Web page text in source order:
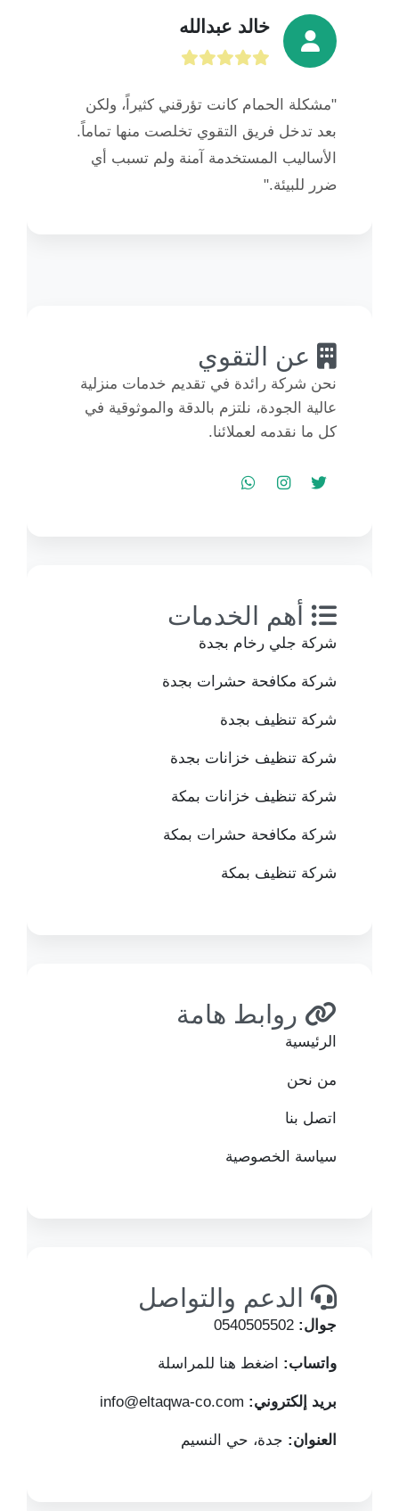
خالد عبدالله
"مشكلة الحمام كانت تؤرقني كثيراً، ولكن
بعد تدخل فريق التقوي تخلصت منها تماماً.
الأساليب المستخدمة آمنة ولم تسبب أي
ضرر للبيئة."
عن التقوي
نحن شركة رائدة في تقديم خدمات منزلية
عالية الجودة، نلتزم بالدقة والموثوقية في
كل ما نقدمه لعملائنا.
أهم الخدمات
شركة جلي رخام بجدة
شركة مكافحة حشرات بجدة
شركة تنظيف بجدة
شركة تنظيف خزانات بجدة
شركة تنظيف خزانات بمكة
شركة مكافحة حشرات بمكة
شركة تنظيف بمكة
روابط هامة
الرئيسية
من نحن
اتصل بنا
سياسة الخصوصية
الدعم والتواصل
جوال: 0540505502
واتساب: اضغط هنا للمراسلة
بريد إلكتروني: info@eltaqwa-co.com
العنوان: جدة، حي النسيم